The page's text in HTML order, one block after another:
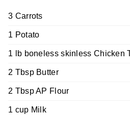
3 Carrots
1 Potato
1 lb boneless skinless Chicken
2 Tbsp Butter
2 Tbsp AP Flour
1 cup Milk